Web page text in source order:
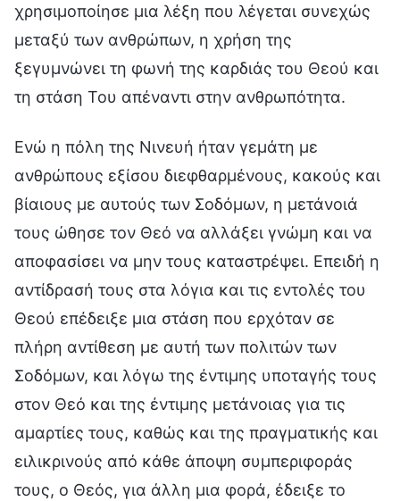
χρησιμοποίησε μια λέξη που λέγεται συνεχώς
μεταξύ των ανθρώπων, η χρήση της
ξεγυμνώνει τη φωνή της καρδιάς του Θεού και
τη στάση Του απέναντι στην ανθρωπότητα.
Ενώ η πόλη της Νινευή ήταν γεμάτη με
ανθρώπους εξίσου διεφθαρμένους, κακούς και
βίαιους με αυτούς των Σοδόμων, η μετάνοιά
τους ώθησε τον Θεό να αλλάξει γνώμη και να
αποφασίσει να μην τους καταστρέψει. Επειδή η
αντίδρασή τους στα λόγια και τις εντολές του
Θεού επέδειξε μια στάση που ερχόταν σε
πλήρη αντίθεση με αυτή των πολιτών των
Σοδόμων, και λόγω της έντιμης υποταγής τους
στον Θεό και της έντιμης μετάνοιας για τις
αμαρτίες τους, καθώς και της πραγματικής και
ειλικρινούς από κάθε άποψη συμπεριφοράς
τους, ο Θεός, για άλλη μια φορά, έδειξε το